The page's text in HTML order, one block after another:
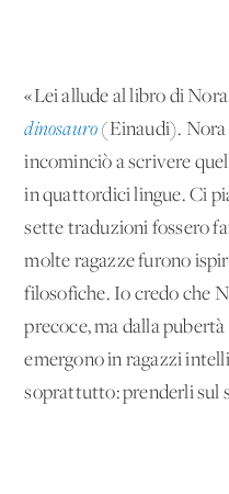
«Lei allude al libro di
dinosauro (Einaudi). Nora
incominciò a scrivere
in quattordici lingue. Ci
sette traduzioni fossero
molte ragazze furono
filosofiche. Io credo che
precoce, ma dalla
emergono in ragazzi
soprattutto: prenderli sul